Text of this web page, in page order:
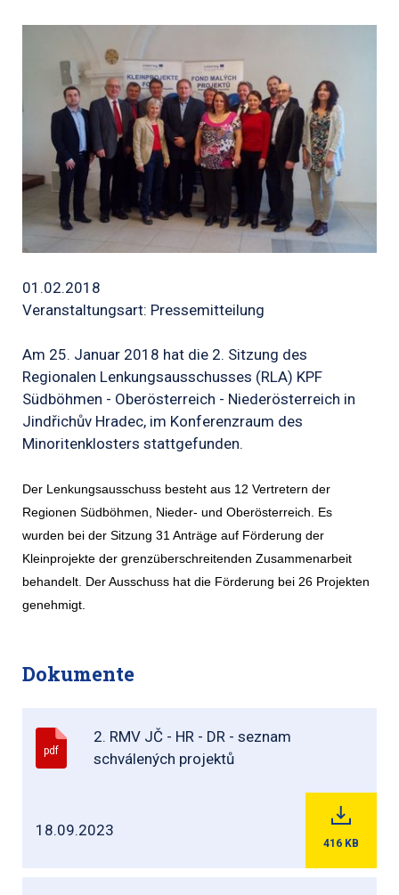
01.02.2018
Veranstaltungsart: Pressemitteilung
Am 25. Januar 2018 hat die 2. Sitzung des
Regionalen Lenkungsausschusses (RLA) KPF
Südböhmen - Oberösterreich - Niederösterreich in
Jindřichův Hradec, im Konferenzraum des
Minoritenklosters stattgefunden.
Der Lenkungsausschuss besteht aus 12 Vertretern der
Regionen Südböhmen, Nieder- und Oberösterreich. Es
wurden bei der Sitzung 31 Anträge auf Förderung der
Kleinprojekte der grenzüberschreitenden Zusammenarbeit
behandelt. Der Ausschuss hat die Förderung bei 26 Projekten
genehmigt.
Dokumente
pdf
2. RMV JČ - HR - DR - seznam
schválených projektů
18.09.2023
416 KB